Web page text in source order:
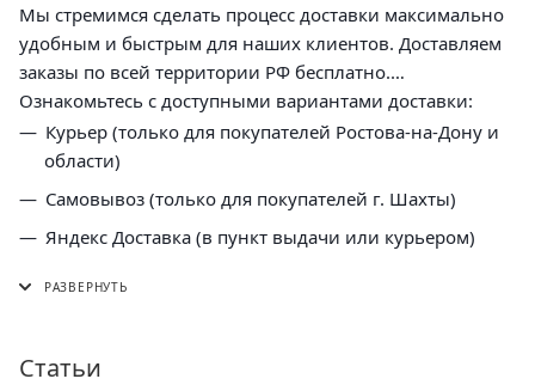
Мы стремимся сделать процесс доставки максимально
удобным и быстрым для наших клиентов. Доставляем
заказы по всей территории РФ бесплатно.
Ознакомьтесь с доступными вариантами доставки:
Курьер (только для покупателей Ростова-на-Дону и
области)
Самовывоз (только для покупателей г. Шахты)
Яндекс Доставка (в пункт выдачи или курьером)
Статьи